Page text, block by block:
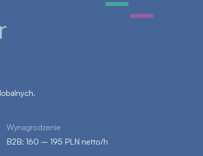
Wynagrodzenie
B2B: 160 – 195 PLN netto/h